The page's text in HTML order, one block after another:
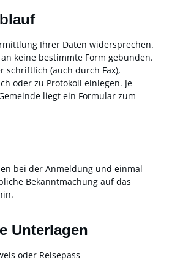
Ihrer Daten widersprechen.
keine bestimmte Form gebunden.
schriftlich (auch durch Fax),
oder zu Protokoll einlegen. Je
liegt ein Formular zum
bei der Anmeldung und einmal
Bekanntmachung auf das
Unterlagen
oder Reisepass